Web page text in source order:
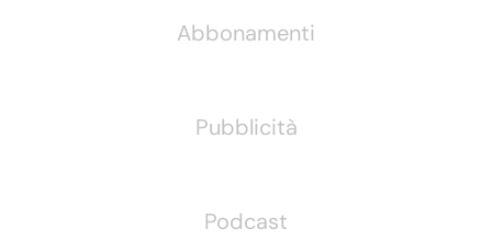
Abbonamenti
Pubblicità
Podcast